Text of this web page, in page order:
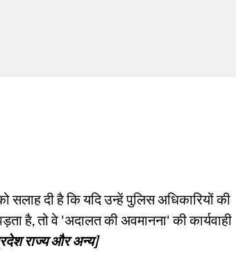
सलाह दी है कि यदि उन्हें पुलिस अधिकारियों की
है, तो वे 'अदालत की अवमानना' की कार्यवाही
राज्य और अन्य]